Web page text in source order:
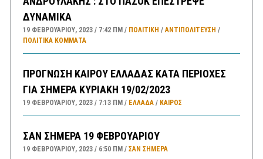
ΔΥΝΑΜΙΚΑ
19 ΦΕΒΡΟΥΑΡΊΟΥ, 2023 7:42 ΠΜ ΠΟΛΙΤΙΚΗ /ΑΝΤΙΠΟΛΊΤΕΥΣΗ /
ΠΟΛΙΤΙΚΆ ΚΌΜΜΑΤΑ
ΠΡΟΓΝΩΣΗ ΚΑΙΡΟΥ ΕΛΛΑΔΑΣ ΚΑΤΑ ΠΕΡΙΟΧΕΣ
ΓΙΑ ΣΗΜΕΡΑ ΚΥΡΙΑΚΗ 19/02/2023
19 ΦΕΒΡΟΥΑΡΊΟΥ, 2023 7:13 ΠΜ ΕΛΛΑΔA/ ΚΑΙΡΌΣ
ΣΑΝ ΣΗΜΕΡΑ 19 ΦΕΒΡΟΥΑΡΙΟΥ
19 ΦΕΒΡΟΥΑΡΊΟΥ, 2023 6:50 ΠΜ ΣΑΝ ΣΉΜΕΡΑ